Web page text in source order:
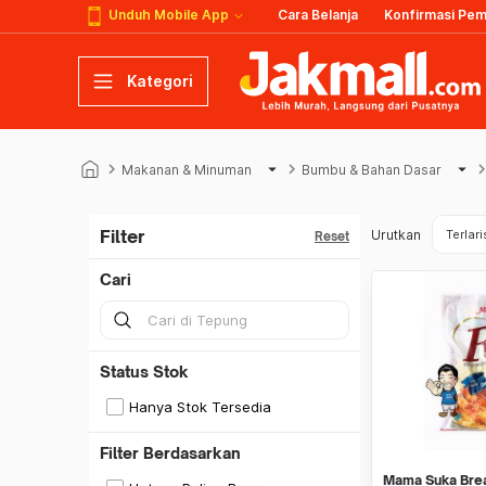
Unduh Mobile App Cara Belanja Konfirmasi
Kategori
keyboard_arrow_right Makanan & Minuman arrow_drop_down keyboard_arrow_right Bumbu & Bahan Dasar arrow_drop_down keyboard_arrow_right
Filter Reset
Cari
Status Stok
Hanya Stok Tersedia
Filter Berdasarkan
Urutkan
Mama Suka